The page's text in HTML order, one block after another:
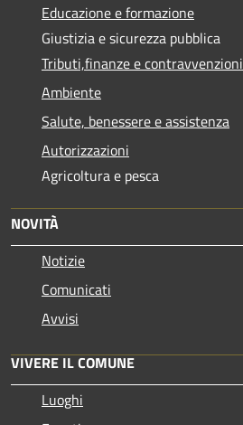
Educazione e formazione
Giustizia e sicurezza pubblica
Tributi,finanze e contravvenzioni
Ambiente
Salute, benessere e assistenza
Autorizzazioni
Agricoltura e pesca
NOVITÀ
Notizie
Comunicati
Avvisi
VIVERE IL COMUNE
Luoghi